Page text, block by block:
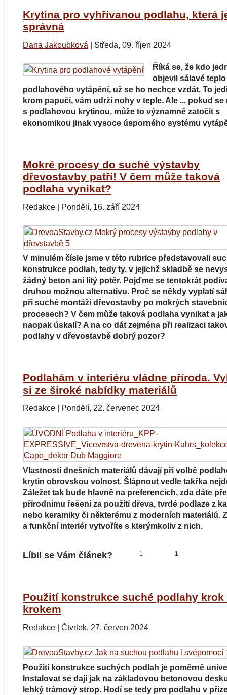
Krytina pro vyhřívanou podlahu, která
správná
Dana Jakoubková | Středa, 09. říjen 2024
Říká se, že kdo
objevil sálavé teplo
podlahového vytápění, už se ho nechce vzdát. To
krom papučí, vám udrží nohy v teple. Ale ... pokud se
s podlahovou krytinou, může to významně zatočit s
ekonomikou jinak vysoce úsporného systému
Mokré procesy do suché výstavby
dřevostavby patří! V čem může taková
podlaha vynikat?
Redakce | Pondělí, 16. září 2024
V minulém čísle jsme v této rubrice představovali
konstrukce podlah, tedy ty, v jejichž skladbě se
žádný beton ani litý potěr. Pojďme se tentokrát
druhou možnou alternativu. Proč se někdy vyplatí
při suché montáži dřevostavby po mokrých
procesech? V čem může taková podlaha vynikat a
naopak úskalí? A na co dát zejména při realizaci
podlahy v dřevostavbě dobrý pozor?
Podlahám v interiéru vládne příroda.
si ze široké nabídky materiálů
Redakce | Pondělí, 22. červenec 2024
Vlastnosti dnešních materiálů dávají při volbě
krytin obrovskou volnost. Šlápnout vedle takřka
Záležet tak bude hlavně na preferencích, zda dáte
přírodnímu řešení za použití dřeva, tvrdé podlaze z
nebo keramiky či některému z moderních materiálů.
a funkční interiér vytvoříte s kterýmkoliv z nich.
Líbil se Vám článek? 1
1
Použití konstrukce suché podlahy krok
krokem
Redakce | Čtvrtek, 27. červen 2024
Použití konstrukce suchých podlah je poměrně
Instalovat se dají jak na základovou betonovou
lehký trámový strop. Hodí se tedy pro podlahu v